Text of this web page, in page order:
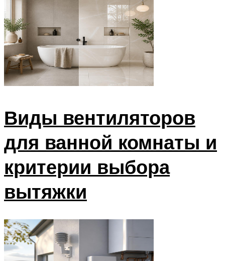
Виды вентиляторов
для ванной комнаты и
критерии выбора
вытяжки